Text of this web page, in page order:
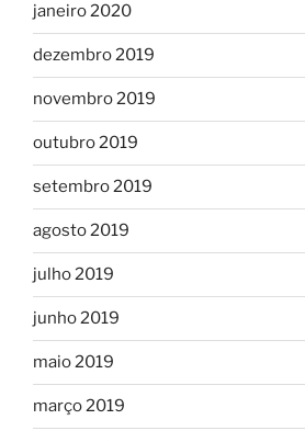
janeiro 2020
dezembro 2019
novembro 2019
outubro 2019
setembro 2019
agosto 2019
julho 2019
junho 2019
maio 2019
março 2019